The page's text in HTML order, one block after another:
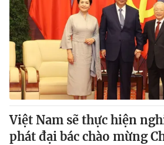
Việt Nam sẽ thực hiện
phát đại bác chào mừng